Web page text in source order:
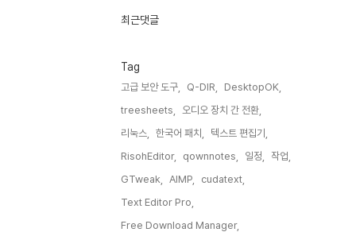
인
최근댓글
Tag
고급 보안 도구, Q-DIR,
DesktopOK,
treesheets,
오디오 장치 간 전환,
리눅스,
한국어 패치,
텍스트 편집기,
RisohEditor,
qownnotes, 일정,
작업,
GTweak,
AIMP,
cudatext,
Text Editor Pro,
Free Download Manager,